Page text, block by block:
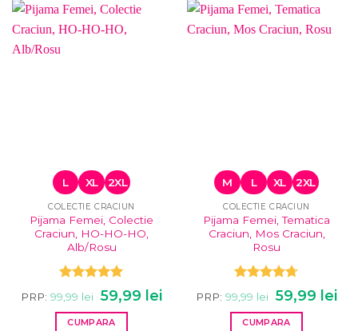
L XL 2XL
COLECTIE CRACIUN
Pijama Femei, Colectie
Craciun, HO-HO-HO,
Alb/Rosu
Evaluat la
5.00 din 5
PRP: 99,99 lei Prețul
inițial
a
fost:
59,99 leiPrețul
curent
CUMPARA
M L XL 2XL
COLECTIE CRACIUN
Pijama Femei, Tematica
Craciun, Mos Craciun,
Rosu
Evaluat la
4.67 din 5
PRP: 99,99 lei Prețul
inițial
a
fost:
59,99 lei
CUMPARA